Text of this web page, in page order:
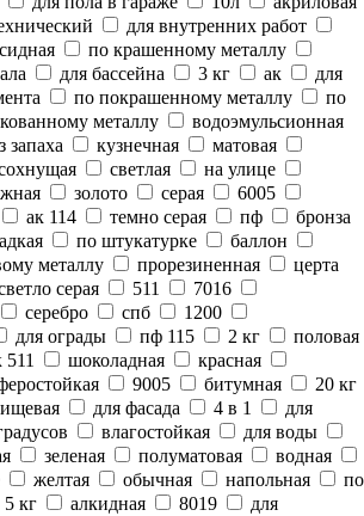
для внутренних работ
по крашенному металлу
для бассейна 3 кг ак
для
по покрашенному металлу
по
металлу
водоэмульсионная
запаха кузнечная
матовая
светлая
на улице
золото серая
6005
ак 114 темно серая пф
бронза
по штукатурке
баллон
металлу прорезиненная
церта
серая 511
7016
серебро спб
1200
для ограды пф 115 2 кг
половая
511 шоколадная
красная
9005 битумная
20 кг
для фасада 4 в 1
для
влагостойкая
для воды
зеленая полуматовая
водная
желтая обычная напольная
по
5 кг алкидная 8019
для